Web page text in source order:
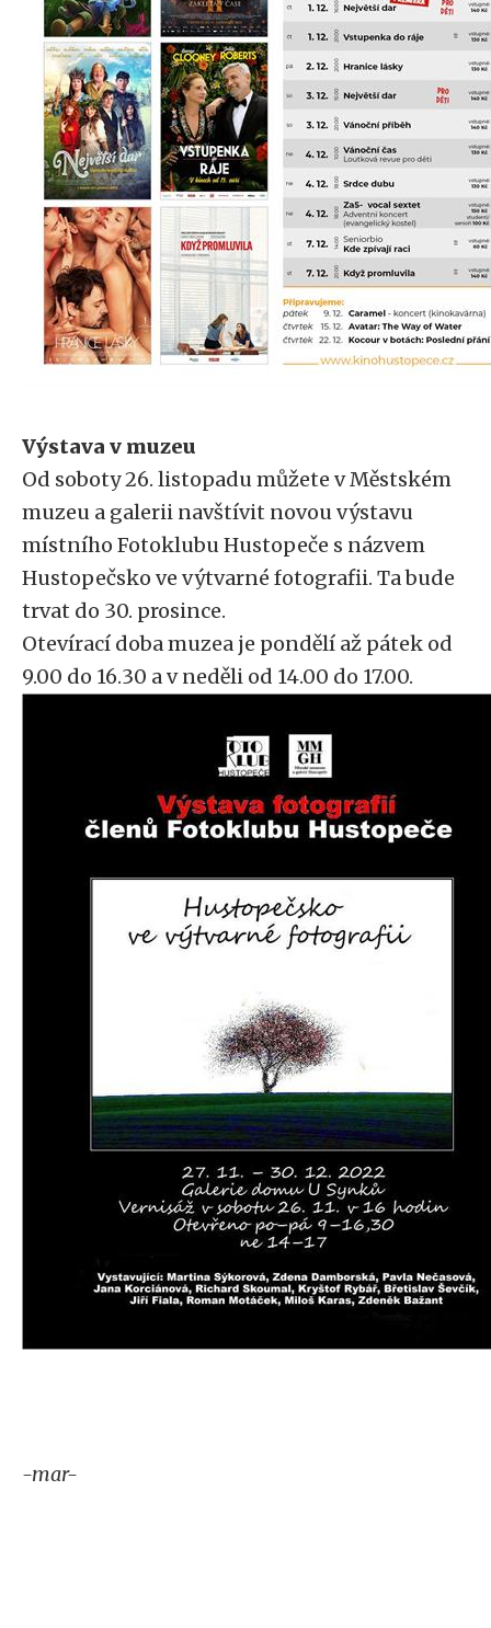
Výstava v muzeu
Od soboty 26. listopadu můžete v Městském
muzeu a galerii navštívit novou výstavu
místního Fotoklubu Hustopeče s názvem
Hustopečsko ve výtvarné fotografii. Ta bude
trvat do 30. prosince.
Otevírací doba muzea je pondělí až pátek od
9.00 do 16.30 a v neděli od 14.00 do 17.00.
-mar-